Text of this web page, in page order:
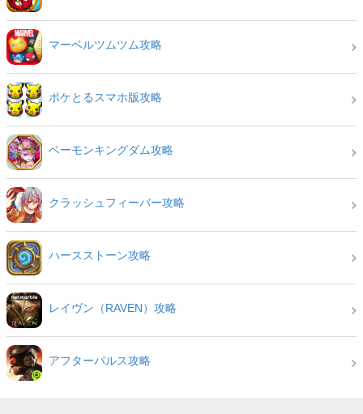
マーベルツムツム攻略
ポケとるスマホ版攻略
ベーモンキングダム攻略
クラッシュフィーバー攻略
ハースストーン攻略
レイヴン（RAVEN）攻略
アフターパルス攻略